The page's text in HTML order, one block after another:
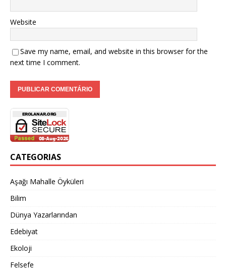
Website
Save my name, email, and website in this browser for the
next time I comment.
CATEGORIAS
Aşağı Mahalle Öyküleri
Bilim
Dünya Yazarlarından
Edebiyat
Ekoloji
Felsefe